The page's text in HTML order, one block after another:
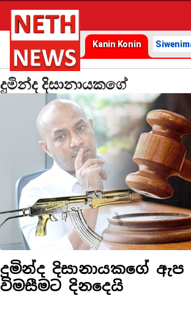
Kanin Konin
දුමින්ද දිසානායකගේ
දුමින්ද දිසානායකගේ
විමසීමට දිනදෙයි